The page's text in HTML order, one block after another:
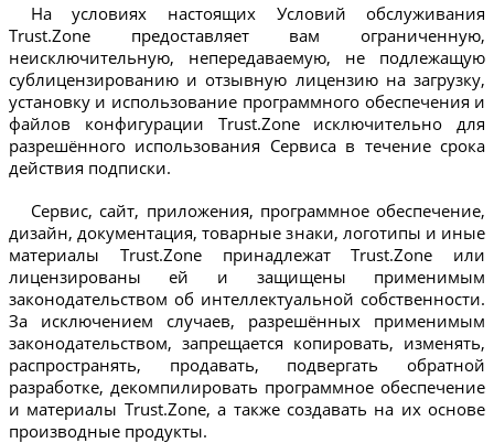
На условиях настоящих Условий обслуживания
Trust.Zone предоставляет вам ограниченную,
неисключительную, непередаваемую, не подлежащую
сублицензированию и отзывную лицензию на загрузку,
установку и использование программного обеспечения и
файлов конфигурации Trust.Zone исключительно для
разрешённого использования Сервиса в течение срока
действия подписки.
Сервис, сайт, приложения, программное обеспечение,
дизайн, документация, товарные знаки, логотипы и иные
материалы Trust.Zone принадлежат Trust.Zone или
лицензированы ей и защищены применимым
законодательством об интеллектуальной собственности.
За исключением случаев, разрешённых применимым
законодательством, запрещается копировать, изменять,
распространять, продавать, подвергать обратной
разработке, декомпилировать программное обеспечение
и материалы Trust.Zone, а также создавать на их основе
производные продукты.